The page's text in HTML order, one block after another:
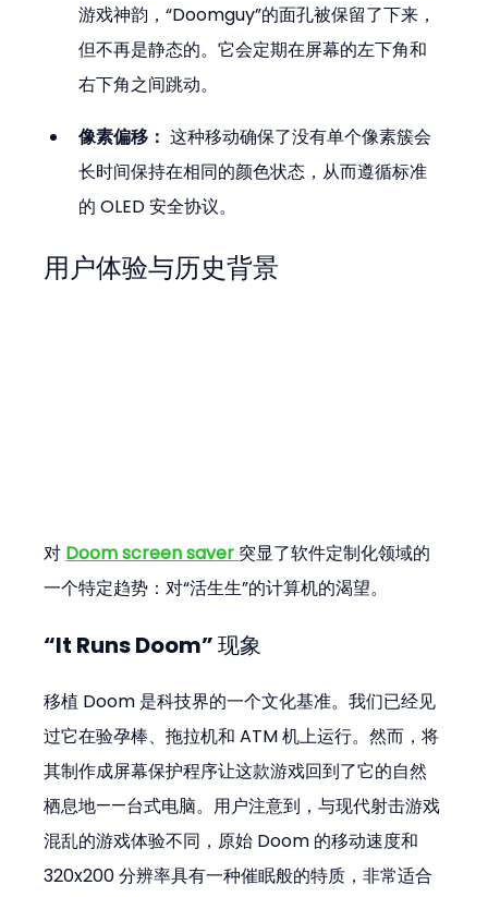
游戏神韵，“Doomguy”的面孔被保留了下来，
但不再是静态的。它会定期在屏幕的左下角和
右下角之间跳动。
像素偏移： 这种移动确保了没有单个像素簇会
长时间保持在相同的颜色状态，从而遵循标准
的 OLED 安全协议。
用户体验与历史背景
对 Doom screen saver 突显了软件定制化领域的
一个特定趋势：对“活生生”的计算机的渴望。
“It Runs Doom” 现象
移植 Doom 是科技界的一个文化基准。我们已经见
过它在验孕棒、拖拉机和 ATM 机上运行。然而，将
其制作成屏幕保护程序让这款游戏回到了它的自然
栖息地——台式电脑。用户注意到，与现代射击游戏
混乱的游戏体验不同，原始 Doom 的移动速度和
320x200 分辨率具有一种催眠般的特质，非常适合